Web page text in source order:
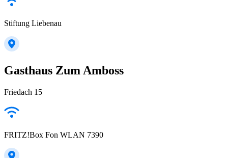
Stiftung Liebenau
Gasthaus Zum Amboss
Friedach 15
FRITZ!Box Fon WLAN 7390